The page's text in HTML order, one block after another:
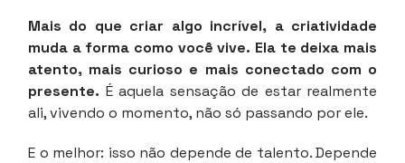
Mais do que criar algo incrível, a criatividade
muda a forma como você vive. Ela te deixa mais
atento, mais curioso e mais conectado com o
presente. É aquela sensação de estar realmente
ali, vivendo o momento, não só passando por ele.
E o melhor: isso não depende de talento. Depende